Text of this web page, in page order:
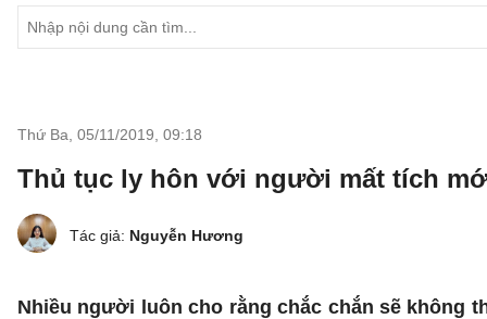
Thứ Ba, 05/11/2019 09:18
Thủ tục ly hôn với người mất tích
Tác giả: Nguyễn Hương
Nhiều người luôn cho rằng chắc chắn sẽ không